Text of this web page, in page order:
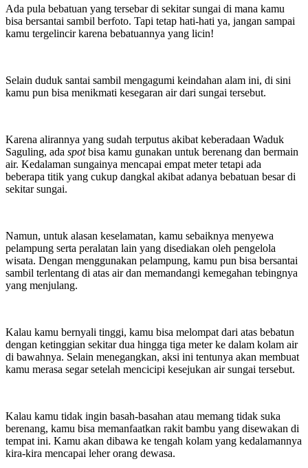
Ada pula bebatuan yang tersebar di sekitar sungai di mana kamu
bisa bersantai sambil berfoto. Tapi tetap hati-hati ya, jangan sampai
kamu tergelincir karena bebatuannya yang licin!
Selain duduk santai sambil mengagumi keindahan alam ini, di sini
kamu pun bisa menikmati kesegaran air dari sungai tersebut.
Karena alirannya yang sudah terputus akibat keberadaan Waduk
Saguling, ada spotbisa kamu gunakan untuk berenang dan bermain
air. Kedalaman sungainya mencapai empat meter tetapi ada
beberapa titik yang cukup dangkal akibat adanya bebatuan besar di
sekitar sungai.
Namun, untuk alasan keselamatan, kamu sebaiknya menyewa
pelampung serta peralatan lain yang disediakan oleh pengelola
wisata. Dengan menggunakan pelampung, kamu pun bisa bersantai
sambil terlentang di atas air dan memandangi kemegahan tebingnya
yang menjulang.
Kalau kamu bernyali tinggi, kamu bisa melompat dari atas bebatun
dengan ketinggian sekitar dua hingga tiga meter ke dalam kolam air
di bawahnya. Selain menegangkan, aksi ini tentunya akan membuat
kamu merasa segar setelah mencicipi kesejukan air sungai tersebut.
Kalau kamu tidak ingin basah-basahan atau memang tidak suka
berenang, kamu bisa memanfaatkan rakit bambu yang disewakan di
tempat ini. Kamu akan dibawa ke tengah kolam yang kedalamannya
kira-kira mencapai leher orang dewasa.